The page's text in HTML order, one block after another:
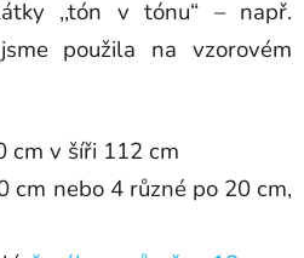
,,tón v tónu“ – např.
použila na vzorovém
cm v šíři 112 cm
cm nebo 4 různé po 20 cm,